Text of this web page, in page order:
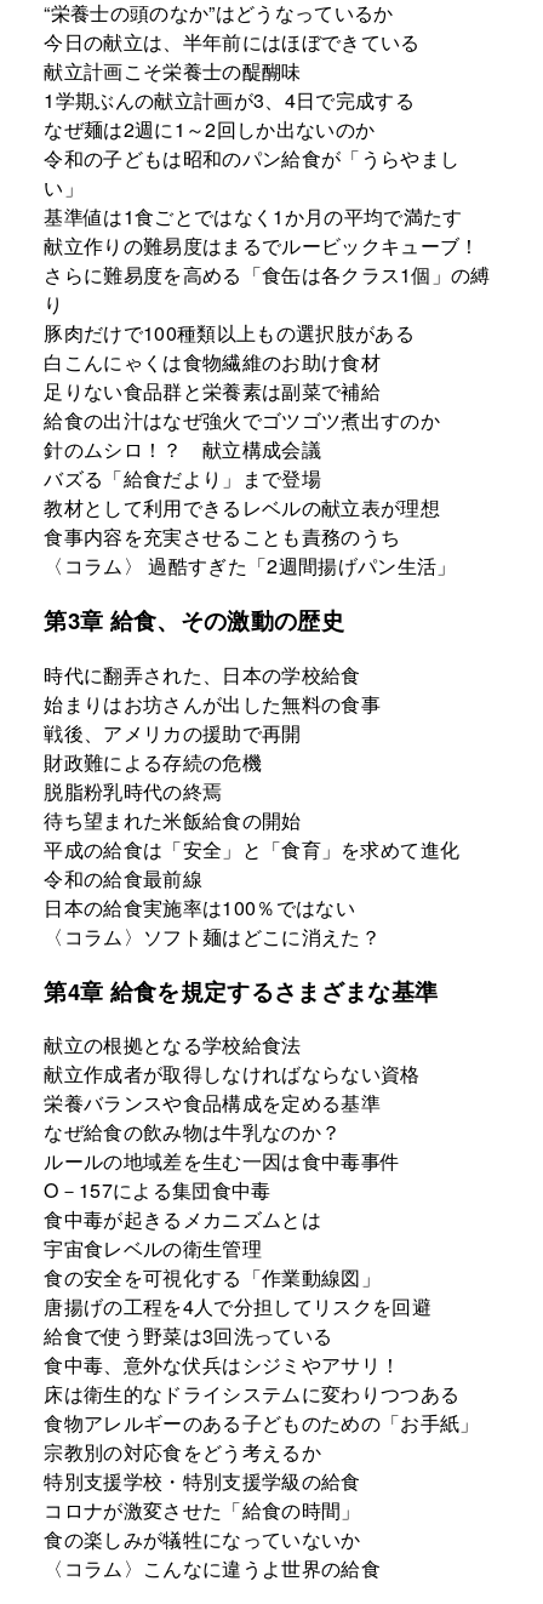
“栄養士の頭のなか”はどうなっているか
今日の献立は、半年前にはほぼできている
献立計画こそ栄養士の醍醐味
1学期ぶんの献立計画が3、4日で完成する
なぜ麺は2週に1～2回しか出ないのか
令和の子どもは昭和のパン給食が「うらやまし
い」
基準値は1食ごとではなく1か月の平均で満たす
献立作りの難易度はまるでルービックキューブ！
さらに難易度を高める「食缶は各クラス1個」の縛
り
豚肉だけで100種類以上もの選択肢がある
白こんにゃくは食物繊維のお助け食材
足りない食品群と栄養素は副菜で補給
給食の出汁はなぜ強火でゴツゴツ煮出すのか
針のムシロ！？ 献立構成会議
バズる「給食だより」まで登場
教材として利用できるレベルの献立表が理想
食事内容を充実させることも責務のうち
〈コラム〉 過酷すぎた「2週間揚げパン生活」
第3章 給食、その激動の歴史
時代に翻弄された、日本の学校給食
始まりはお坊さんが出した無料の食事
戦後、アメリカの援助で再開
財政難による存続の危機
脱脂粉乳時代の終焉
待ち望まれた米飯給食の開始
平成の給食は「安全」と「食育」を求めて進化
令和の給食最前線
日本の給食実施率は100％ではない
〈コラム〉ソフト麺はどこに消えた？
第4章 給食を規定するさまざまな基準
献立の根拠となる学校給食法
献立作成者が取得しなければならない資格
栄養バランスや食品構成を定める基準
なぜ給食の飲み物は牛乳なのか？
ルールの地域差を生む一因は食中毒事件
O－157による集団食中毒
食中毒が起きるメカニズムとは
宇宙食レベルの衛生管理
食の安全を可視化する「作業動線図」
唐揚げの工程を4人で分担してリスクを回避
給食で使う野菜は3回洗っている
食中毒、意外な伏兵はシジミやアサリ！
床は衛生的なドライシステムに変わりつつある
食物アレルギーのある子どものための「お手紙」
宗教別の対応食をどう考えるか
特別支援学校・特別支援学級の給食
コロナが激変させた「給食の時間」
食の楽しみが犠牲になっていないか
〈コラム〉こんなに違うよ世界の給食